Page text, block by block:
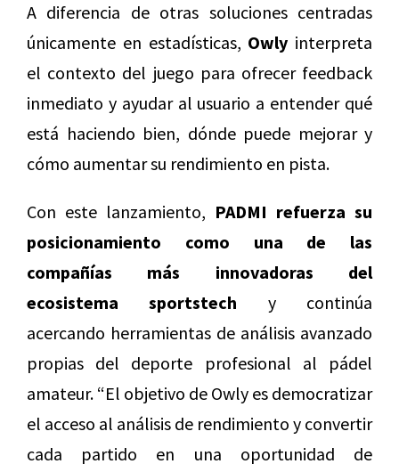
A diferencia de otras soluciones centradas
únicamente en estadísticas, Owly interpreta
el contexto del juego para ofrecer feedback
inmediato y ayudar al usuario a entender qué
está haciendo bien, dónde puede mejorar y
cómo aumentar su rendimiento en pista.
Con este lanzamiento, PADMI refuerza su
posicionamiento como una de las
compañías más innovadoras del
ecosistema sportstech y continúa
acercando herramientas de análisis avanzado
propias del deporte profesional al pádel
amateur. “El objetivo de Owly es democratizar
el acceso al análisis de rendimiento y convertir
cada partido en una oportunidad de